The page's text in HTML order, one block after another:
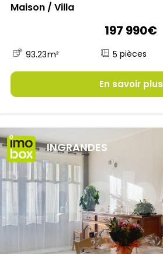
Maison / Villa
197 990€
93.23m² 5
En savoir plus
INGRANDES